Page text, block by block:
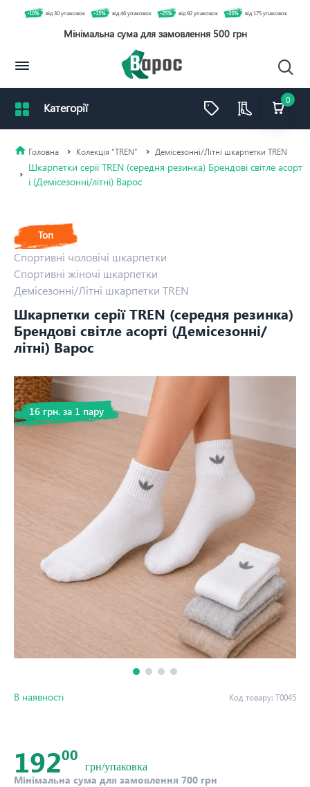
0
-10% від 30 упаковок -15% від 46 упаковок -25% від 92 упаковок -35% від 175 упаковок
Мінімальна сума для замовлення 500 грн
Колекція “TREN” Демісезонні/Літні шкарпетки TREN
Шкарпетки серії TREN (середня резинка) Брендові світле асорт
і (Демісезонні/літні) Варос
Топ
Спортивні чоловічі шкарпетки
Спортивні жіночі шкарпетки
Демісезонні/Літні шкарпетки TREN
Шкарпетки серії TREN (середня резинка)
Брендові світле асорті (Демісезонні/
літні) Варос
16 грн. за 1 пару
19200
грн/упаковка
Мінімальна сума для замовлення 700 грн
В наявності Код товару: Т0045